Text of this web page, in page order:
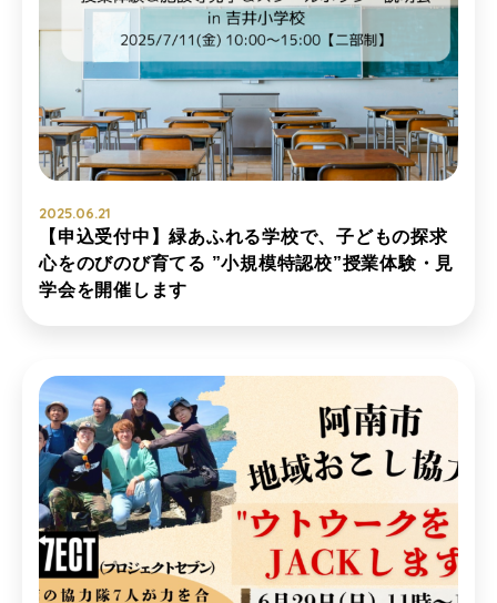
2025.06.21
【申込受付中】緑あふれる学校で、子どもの探求
心をのびのび育てる ”小規模特認校”授業体験・見
学会を開催します